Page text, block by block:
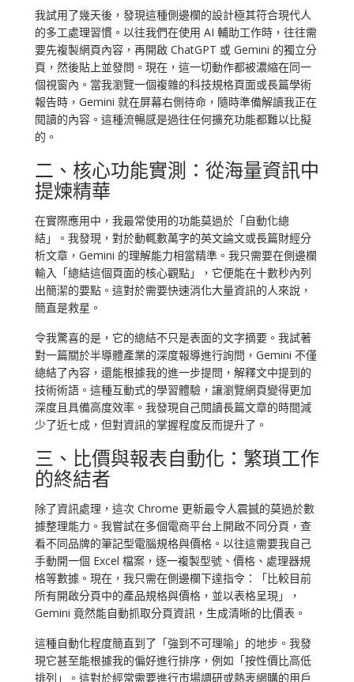
我試用了幾天後，發現這種側邊欄的設計極其符合現代人
的多工處理習慣。以往我們在使用 AI 輔助工作時，往往需
要先複製網頁內容，再開啟 ChatGPT 或 Gemini 的獨立分
頁，然後貼上並發問。現在，這一切動作都被濃縮在同一
個視窗內。當我瀏覽一個複雜的科技規格頁面或長篇學術
報告時，Gemini 就在屏幕右側待命，隨時準備解讀我正在
閱讀的內容。這種流暢感是過往任何擴充功能都難以比擬
的。
二、核心功能實測：從海量資訊中
提煉精華
在實際應用中，我最常使用的功能莫過於「自動化總
結」。我發現，對於動輒數萬字的英文論文或長篇財經分
析文章，Gemini 的理解能力相當精準。我只需要在側邊欄
輸入「總結這個頁面的核心觀點」，它便能在十數秒內列
出簡潔的要點。這對於需要快速消化大量資訊的人來說，
簡直是救星。
令我驚喜的是，它的總結不只是表面的文字摘要。我試著
對一篇關於半導體產業的深度報導進行詢問，Gemini 不僅
總結了內容，還能根據我的進一步提問，解釋文中提到的
技術術語。這種互動式的學習體驗，讓瀏覽網頁變得更加
深度且具備高度效率。我發現自己閱讀長篇文章的時間減
少了近七成，但對資訊的掌握程度反而提升了。
三、比價與報表自動化：繁瑣工作
的終結者
除了資訊處理，這次 Chrome 更新最令人震撼的莫過於數
據整理能力。我嘗試在多個電商平台上開啟不同分頁，查
看不同品牌的筆記型電腦規格與價格。以往這需要我自己
手動開一個 Excel 檔案，逐一複製型號、價格、處理器規
格等數據。現在，我只需在側邊欄下達指令：「比較目前
所有開啟分頁中的產品規格與價格，並以表格呈現」，
Gemini 竟然能自動抓取分頁資訊，生成清晰的比價表。
這種自動化程度簡直到了「強到不可理喻」的地步。我發
現它甚至能根據我的偏好進行排序，例如「按性價比高低
排列」。這對於經常需要進行市場調研或熱衷網購的用戶